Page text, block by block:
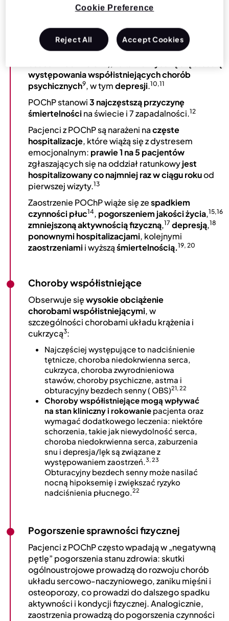
jego dobrostan psychiczny: POChP wiąże się z
pogorszeniem stanu zdrowia fizycznego i stanu
zdrowia związanego z chorobą(w porównaniu z
występowania współistniejących chorób
psychicznych9, w tymdepresji.10,11
POChP stanowi3 najczęstszą przyczynę
śmiertelności na świecie i 7 zapadalności.12
Pacjenci z POChP są narażeni naczęste
hospitalizacje, które wiążą się z dystresem
emocjonalnym: prawie 1 na 5 pacjentów
zgłaszających się na oddział ratunkowyjest
hospitalizowany co najmniej raz w ciągu rokuod
pierwszej wizyty.13
Zaostrzenie POChP wiąże się zespadkiem
czynności płuc14, pogorszeniem jakości życia,15,16
zmniejszoną aktywnością fizyczną,17 depresją,18
ponownymi hospitalizacjami, kolejnymi
zaostrzeniami i wyższąśmiertelnością.19, 20
Choroby współistniejące
Obserwuje sięwysokie obciążenie
chorobami współistniejącymi, w
szczególności chorobami układu krążenia i
cukrzycą3:
Najczęściej występujące to nadciśnienie
tętnicze, choroba niedokrwienna serca,
cukrzyca, choroba zwyrodnieniowa
stawów, choroby psychiczne, astma i
obturacyjny bezdech senny ( OBS)21, 22
Choroby współistniejące mogą wpływać
na stan kliniczny i rokowanie pacjenta oraz
wymagać dodatkowego leczenia: niektóre
schorzenia, takie jak niewydolność serca,
choroba niedokrwienna serca, zaburzenia
snu i depresja/lęk są związane z
występowaniem zaostrzeń.3, 23
Obturacyjny bezdech senny może nasilać
nocną hipoksemię i zwiększać ryzyko
nadciśnienia płucnego.22
Pogorszenie sprawności fizycznej
Pacjenci z POChP często wpadają w „negatywną
pętlę” pogorszenia stanu zdrowia: skutki
ogólnoustrojowe prowadzą do rozwoju chorób
układu sercowo-naczyniowego, zaniku mięśni i
osteoporozy, co prowadzi do dalszego spadku
aktywności i kondycji fizycznej. Analogicznie,
zaostrzenia prowadzą do pogorszenia czynności
Cookie Preference
Reject All Accept Cookies